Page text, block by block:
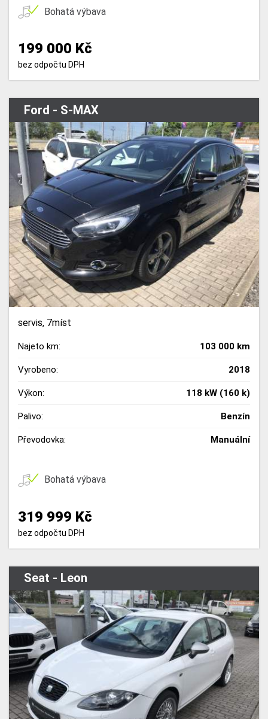
Bohatá výbava
199 000 Kč
bez odpočtu DPH
Ford - S-MAX
servis, 7míst
Najeto km: 103 000 km
Vyrobeno: 2018
Výkon: 118 kW (160 k)
Palivo: Benzín
Převodovka: Manuální
Bohatá výbava
319 999 Kč
bez odpočtu DPH
Seat - Leon